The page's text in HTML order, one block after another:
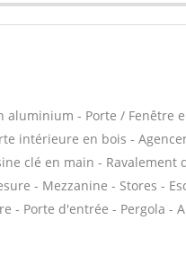
- Porte / Fenêtre
intérieure en bois -
clé en main - Ravalement
- Mezzanine - Stores -
- Porte d'entrée - Pergola -